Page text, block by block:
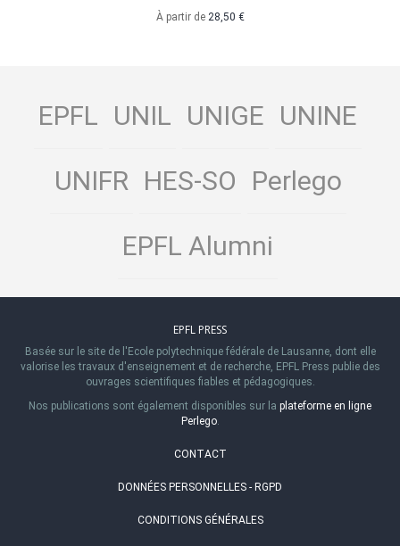
À partir de 28,50 €
EPFL UNIL UNIGE UNINE
UNIFR HES-SO Perlego
EPFL Alumni
EPFL PRESS
Basée sur le site de l'Ecole polytechnique fédérale de Lausanne, dont elle
valorise les travaux d'enseignement et de recherche, EPFL Press publie des
ouvrages scientifiques fiables et pédagogiques.
Nos publications sont également disponibles sur la plateforme en ligne
Perlego.
CONTACT
DONNÉES PERSONNELLES - RGPD
CONDITIONS GÉNÉRALES